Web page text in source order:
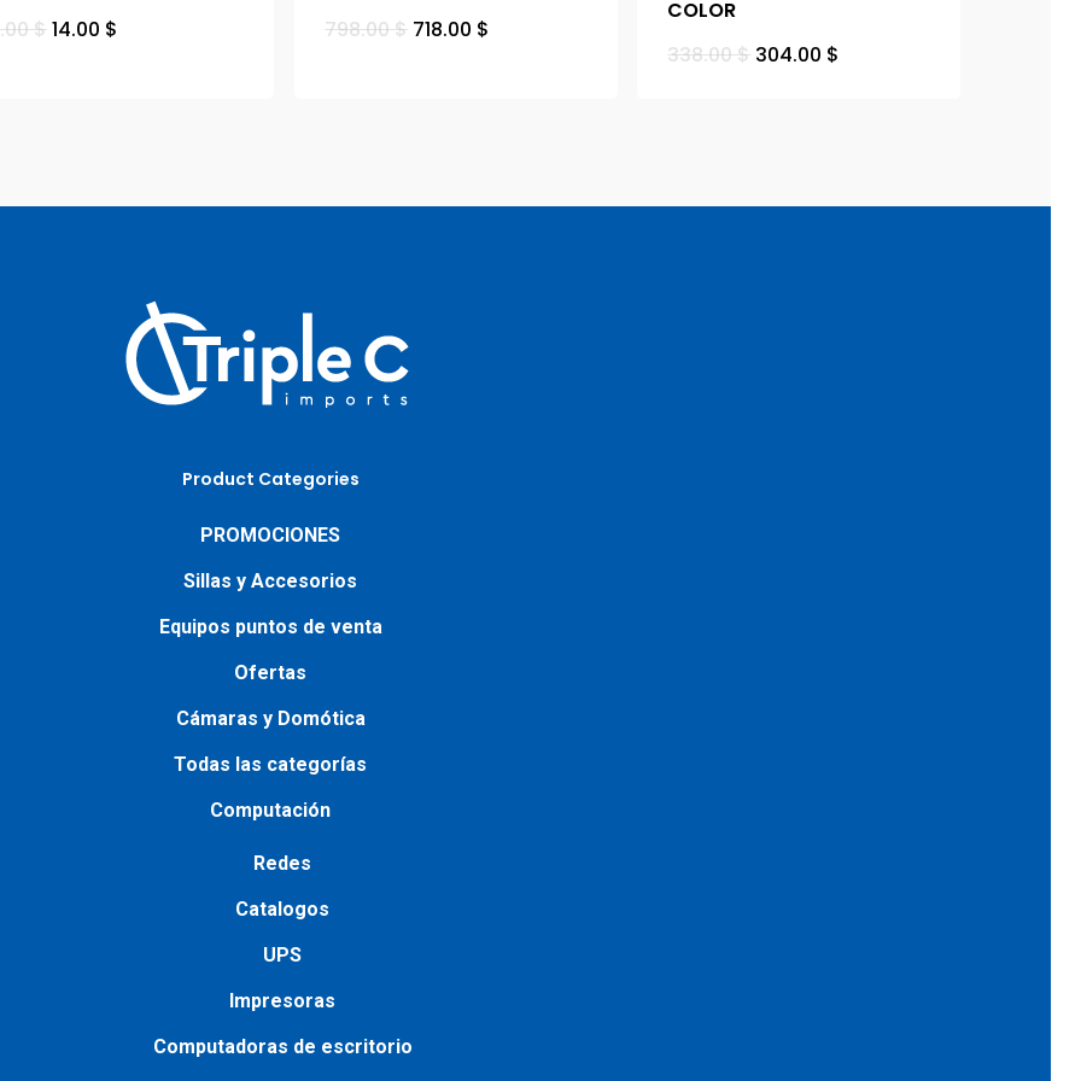
$14.00 $ 798.00$ 718.00 $
COLOR
338.00$ 304.00 $
Product Categories
PROMOCIONES
Sillas y Accesorios
Equipos puntos de venta
Ofertas
Cámaras y Domótica
Todas las categorías
Computación
Redes
Catalogos
UPS
Impresoras
Сomputadoras de escritorio